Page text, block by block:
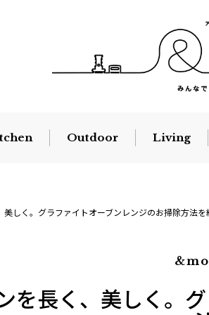
Outdoor Living
美しく。グラファイトオーブンレンジのお掃除方法を
を長く、美しく。